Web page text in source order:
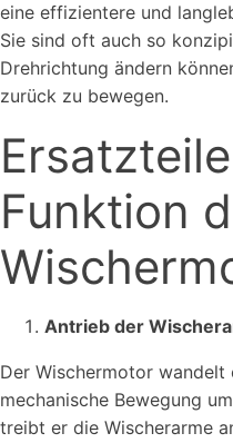
eine effizientere und
Sie sind oft auch so
Drehrichtung ändern
zurück zu bewegen.
Funktion
Antrieb der
Der Wischermotor wandelt
mechanische Bewegung
treibt er die Wischerarme